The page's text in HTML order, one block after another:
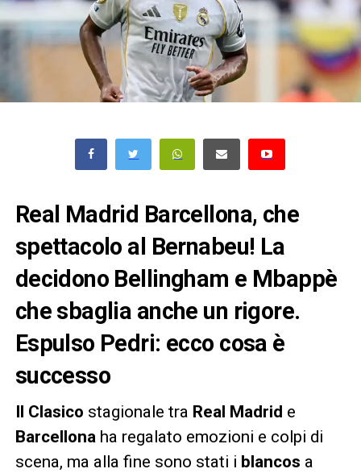
Real Madrid Barcellona, che
spettacolo al Bernabeu! La
decidono Bellingham e Mbappè
che sbaglia anche un rigore.
Espulso Pedri: ecco cosa è
successo
Il Clasico stagionale tra Real Madrid e
Barcellona ha regalato emozioni e colpi di
scena, ma alla fine sono stati i blancos a